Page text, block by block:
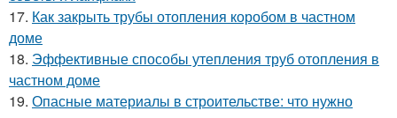
17. Как закрыть трубы отопления коробом в частном
доме
18. Эффективные способы утепления труб отопления в
частном доме
19. Опасные материалы в строительстве: что нужно